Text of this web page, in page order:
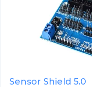
Sensor Shield 5.0